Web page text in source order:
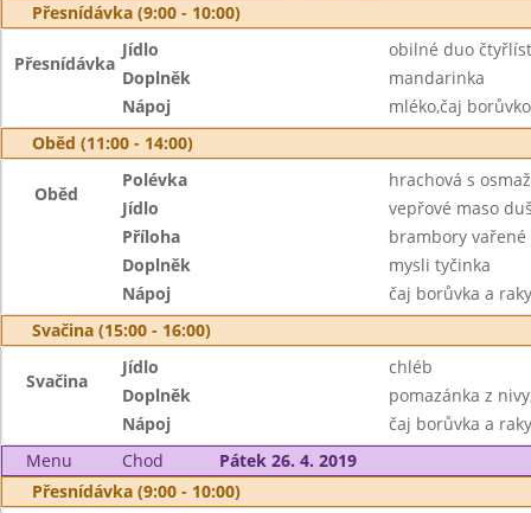
Přesnídávka (9:00 - 10:00)
Přesnídávka
Jídlo
obilné duo
Doplněk
mandarinka
Nápoj
mléko,čaj
Oběd (11:00 - 14:00)
Oběd
Polévka
hrachová s
Jídlo
vepřové maso
Příloha
brambory vařené
Doplněk
mysli tyčinka
Nápoj
čaj borůvka a
Svačina (15:00 - 16:00)
Svačina
Jídlo
chléb
Doplněk
pomazánka z
Nápoj
čaj borůvka a
Menu
Chod
Pátek 26. 4. 2019
Přesnídávka (9:00 - 10:00)